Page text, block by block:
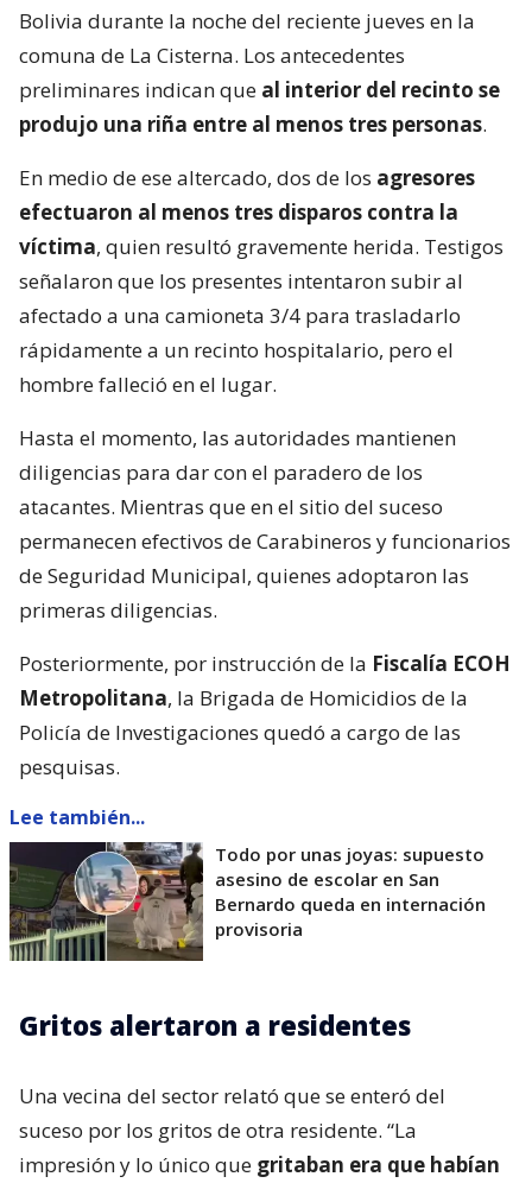
Bolivia durante la noche del reciente jueves en la
comuna de La Cisterna. Los antecedentes
preliminares indican que al interior del recinto se
produjo una riña entre al menos tres personas.
En medio de ese altercado, dos de los agresores
efectuaron al menos tres disparos contra la
víctima, quien resultó gravemente herida. Testigos
señalaron que los presentes intentaron subir al
afectado a una camioneta 3/4 para trasladarlo
rápidamente a un recinto hospitalario, pero el
hombre falleció en el lugar.
Hasta el momento, las autoridades mantienen
diligencias para dar con el paradero de los
atacantes. Mientras que en el sitio del suceso
permanecen efectivos de Carabineros y funcionarios
de Seguridad Municipal, quienes adoptaron las
primeras diligencias.
Posteriormente, por instrucción de la Fiscalía ECOH
Metropolitana, la Brigada de Homicidios de la
Policía de Investigaciones quedó a cargo de las
pesquisas.
Lee también...
Todo por unas joyas: supuesto
asesino de escolar en San
Bernardo queda en internación
provisoria
Gritos alertaron a residentes
Una vecina del sector relató que se enteró del
suceso por los gritos de otra residente. “La
impresión y lo único que gritaban era que habían